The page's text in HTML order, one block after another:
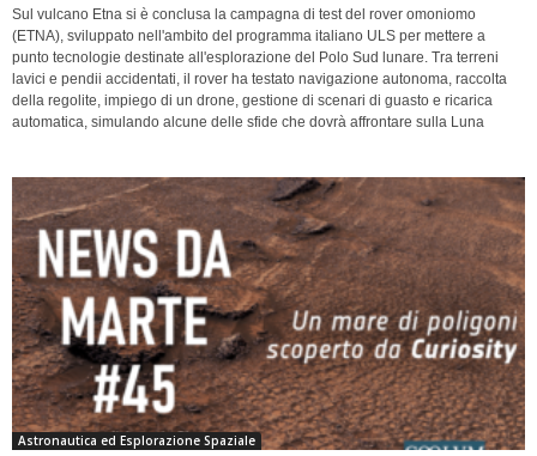
Sul vulcano Etna si è conclusa la campagna di test del rover omoniomo
(ETNA), sviluppato nell'ambito del programma italiano ULS per mettere a
punto tecnologie destinate all'esplorazione del Polo Sud lunare. Tra terreni
lavici e pendii accidentati, il rover ha testato navigazione autonoma, raccolta
della regolite, impiego di un drone, gestione di scenari di guasto e ricarica
automatica, simulando alcune delle sfide che dovrà affrontare sulla Luna
Astronautica ed Esplorazione Spaziale